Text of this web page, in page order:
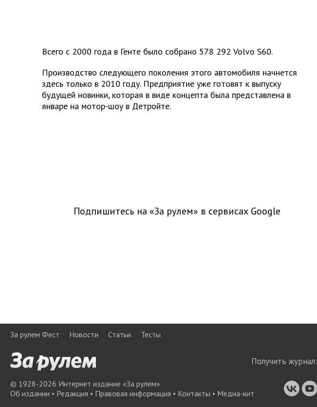
Всего с 2000 года в Генте было собрано 578 292 Volvo S60.
Производство следующего поколения этого автомобиля начнется
здесь только в 2010 году. Предприятие уже готовят к выпуску
будущей новинки, которая в виде концепта была представлена в
январе на мотор-шоу в Детройте.
Подпишитесь на «За рулем» в сервисах Google
За рулем Фест Новости Статьи Тесты
Получить журнал:
© 1928-2026 Интернет издание «За рулем»
Об издании • Редакция • Правовая информация • Контакты • Медиа-кит